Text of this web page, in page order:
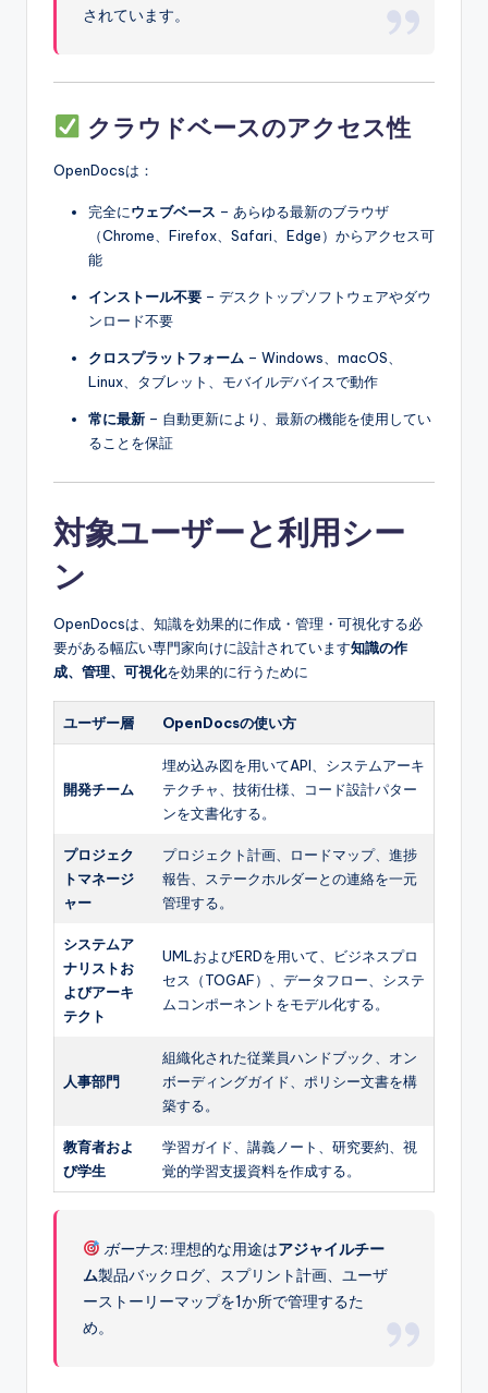
されています。
クラウドベースのアクセス性
OpenDocsは：
完全にウェブベース – あらゆる最新のブラウザ
（Chrome、Firefox、Safari、Edge）からアクセス可
能
インストール不要 – デスクトップソフトウェアやダウ
ンロード不要
クロスプラットフォーム – Windows、macOS、
Linux、タブレット、モバイルデバイスで動作
常に最新 – 自動更新により、最新の機能を使用してい
ることを保証
対象ユーザーと利用シー
ン
OpenDocsは、知識を効果的に作成・管理・可視化する必
要がある幅広い専門家向けに設計されています知識の作
成、管理、可視化を効果的に行うために
ユーザー層 OpenDocsの使い方
開発チーム
埋め込み図を用いてAPI、システムアーキ
テクチャ、技術仕様、コード設計パター
ンを文書化する。
プロジェク
トマネージ
ャー
プロジェクト計画、ロードマップ、進捗
報告、ステークホルダーとの連絡を一元
管理する。
システムア
ナリストお
よびアーキ
テクト
UMLおよびERDを用いて、ビジネスプロ
セス（TOGAF）、データフロー、システ
ムコンポーネントをモデル化する。
人事部門
組織化された従業員ハンドブック、オン
ボーディングガイド、ポリシー文書を構
築する。
教育者およ
び学生
学習ガイド、講義ノート、研究要約、視
覚的学習支援資料を作成する。
ボーナス: 理想的な用途はアジャイルチー
ム製品バックログ、スプリント計画、ユーザ
ーストーリーマップを1か所で管理するた
め。